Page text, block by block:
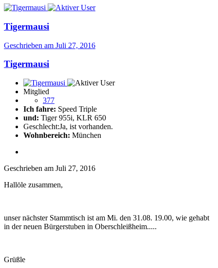
Tigermausi
Geschrieben am Juli 27, 2016
Tigermausi
Mitglied
377
Ich fahre: Speed Triple
und: Tiger 955i, KLR 650
Geschlecht:Ja, ist vorhanden.
Wohnbereich: München
Geschrieben am Juli 27, 2016
Hallöle zusammen,
unser nächster Stammtisch ist am Mi. den 31.08. 19.00, wie gehabt
in der neuen Bürgerstuben in Oberschleißheim.....
Grüßle